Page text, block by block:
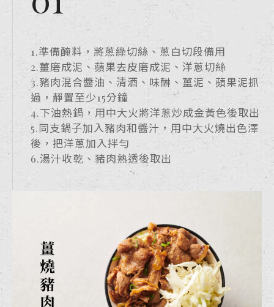
1.準備醃料，將蔥綠切絲、蔥白切段備用
2.薑磨成泥、蘋果去皮磨成泥、洋蔥切絲
3.豬肉混合醬油、清酒、味醂、薑泥、蘋果泥抓
過，靜置至少15分鐘
4.下油熱鍋，用中大火將洋蔥炒成金黃色後取出
5.同支鍋子加入豬肉和醬汁，用中大火燒出色澤
後，把洋蔥加入拌勻
6.湯汁收乾、豬肉熟透後取出